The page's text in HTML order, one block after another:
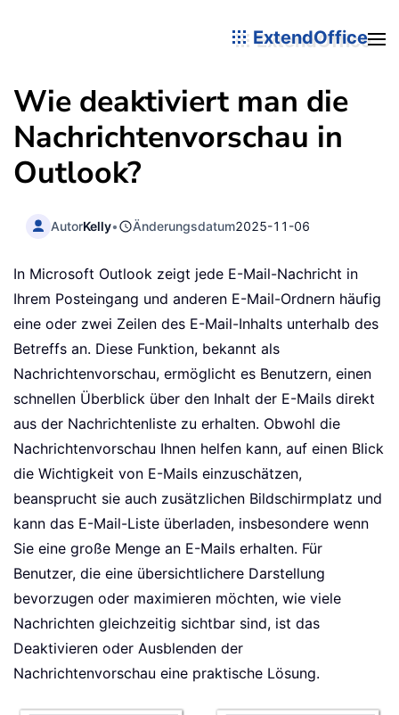
ExtendOffice
Wie deaktiviert man die
Nachrichtenvorschau in
Outlook?
AutorKelly• Änderungsdatum2025-11-06
In Microsoft Outlook zeigt jede E-Mail-Nachricht in
Ihrem Posteingang und anderen E-Mail-Ordnern häufig
eine oder zwei Zeilen des E-Mail-Inhalts unterhalb des
Betreffs an. Diese Funktion, bekannt als
Nachrichtenvorschau, ermöglicht es Benutzern, einen
schnellen Überblick über den Inhalt der E-Mails direkt
aus der Nachrichtenliste zu erhalten. Obwohl die
Nachrichtenvorschau Ihnen helfen kann, auf einen Blick
die Wichtigkeit von E-Mails einzuschätzen,
beansprucht sie auch zusätzlichen Bildschirmplatz und
kann das E-Mail-Liste überladen, insbesondere wenn
Sie eine große Menge an E-Mails erhalten. Für
Benutzer, die eine übersichtlichere Darstellung
bevorzugen oder maximieren möchten, wie viele
Nachrichten gleichzeitig sichtbar sind, ist das
Deaktivieren oder Ausblenden der
Nachrichtenvorschau eine praktische Lösung.